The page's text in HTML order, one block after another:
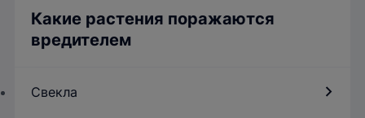
Какие растения поражаются
вредителем
Свекла